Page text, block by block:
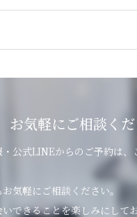
お気軽にご相談く
・公式LINEからのご予約は、
気軽にご相談ください。
できることを楽しみにしてお